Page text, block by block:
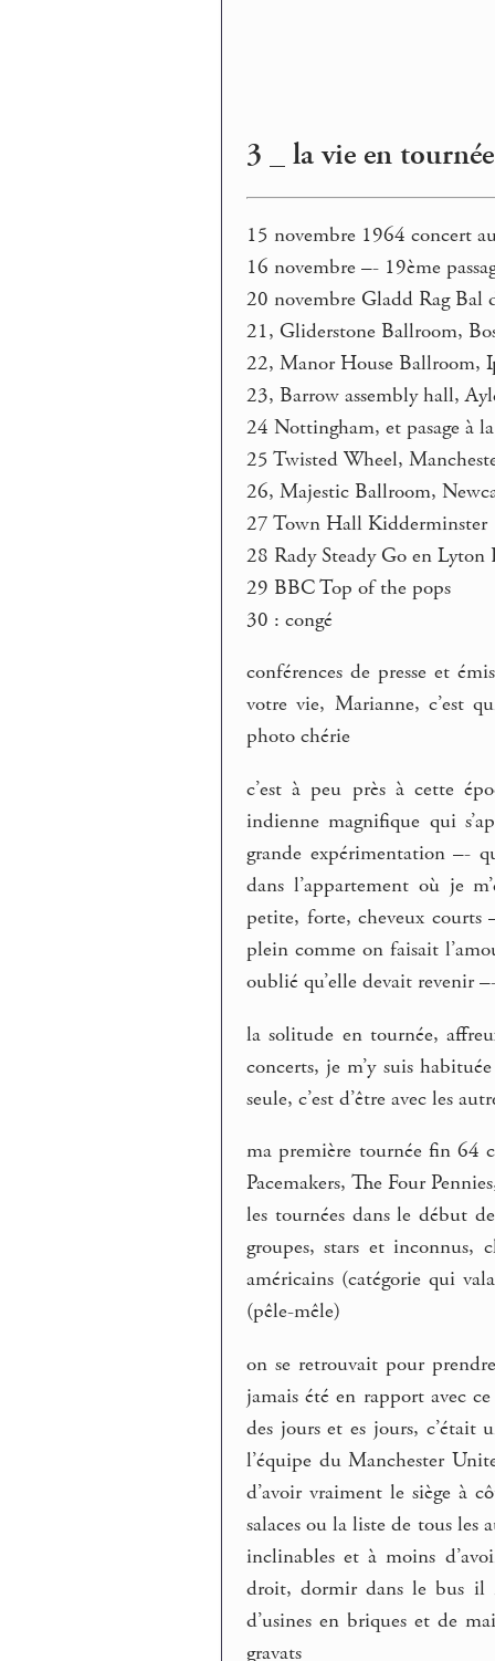
3 _ la vie en
15 novembre 1964 concert
16 novembre –- 19ème
20 novembre Gladd Rag Bal
21, Gliderstone Ballroom,
22, Manor House Ballroom,
23, Barrow assembly hall,
24 Nottingham, et pasage à
25 Twisted Wheel,
26, Majestic Ballroom,
27 Town Hall Kidderminster
28 Rady Steady Go en Lyton
29 BBC Top of the pops
30 : congé
conférences de presse et
votre vie, Marianne, c’est
photo chérie
c’est à peu près à cette
indienne magnifique qui
grande expérimentation –-
dans l’appartement où je
petite, forte, cheveux courts
plein comme on faisait
oublié qu’elle devait revenir
la solitude en tournée,
concerts, je m’y suis
seule, c’est d’être avec les
ma première tournée fin 64
Pacemakers, The Four
les tournées dans le début
groupes, stars et inconnus,
américains (catégorie qui
(pêle-mêle)
on se retrouvait pour
jamais été en rapport avec
des jours et es jours, c’était
l’équipe du Manchester
d’avoir vraiment le siège à
salaces ou la liste de tous les
inclinables et à moins
droit, dormir dans le bus il
d’usines en briques et de
gravats